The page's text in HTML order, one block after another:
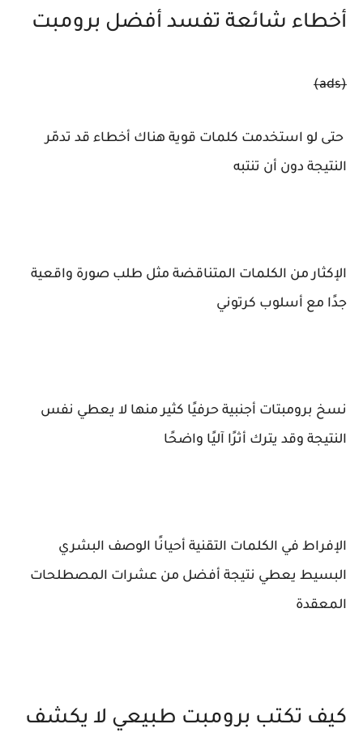
أخطاء شائعة تفسد أفضل برومبت
(ads)
حتى لو استخدمت كلمات قوية هناك أخطاء قد تدمّر
النتيجة دون أن تنتبه
الإكثار من الكلمات المتناقضة مثل طلب صورة واقعية
جدًا مع أسلوب كرتوني
نسخ برومبتات أجنبية حرفيًا كثير منها لا يعطي نفس
النتيجة وقد يترك أثرًا آليًا واضحًا
الإفراط في الكلمات التقنية أحيانًا الوصف البشري
البسيط يعطي نتيجة أفضل من عشرات المصطلحات
المعقدة
كيف تكتب برومبت طبيعي لا يكشف